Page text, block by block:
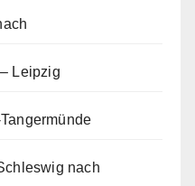
Leipzig
nach